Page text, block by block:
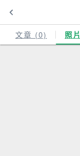
文章 (0) 照